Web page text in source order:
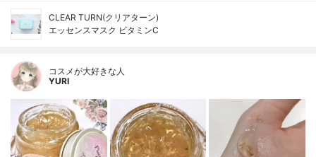
CLEAR TURN(クリアターン)
エッセンスマスク ビタミンC
コスメが大好きな人
YURI